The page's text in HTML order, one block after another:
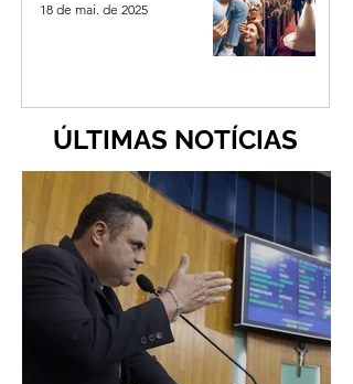
18 de mai. de 2025
ÚLTIMAS NOTÍCIAS